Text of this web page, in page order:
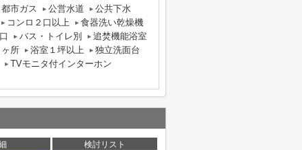
都市ガス 公営水道
公共下水
コンロ２口以上
食器洗い乾燥機
バス・トイレ別
追焚機能浴室
ヶ所 浴室１坪以上
独立洗面台
TVモニタ付インターホン
検討リスト